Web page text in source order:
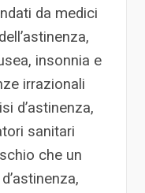
da medici
insonnia e
irrazionali
d’astinenza,
sanitari
che un